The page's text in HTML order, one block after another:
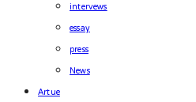
intervews
essay
press
News
Artue